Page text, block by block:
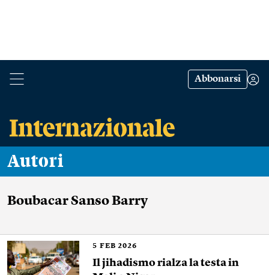
Abbonarsi
Autori
Boubacar Sanso Barry
5 FEB 2026
Il jihadismo rialza la testa in